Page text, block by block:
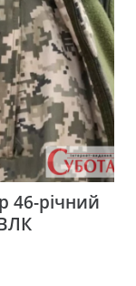
46-річний